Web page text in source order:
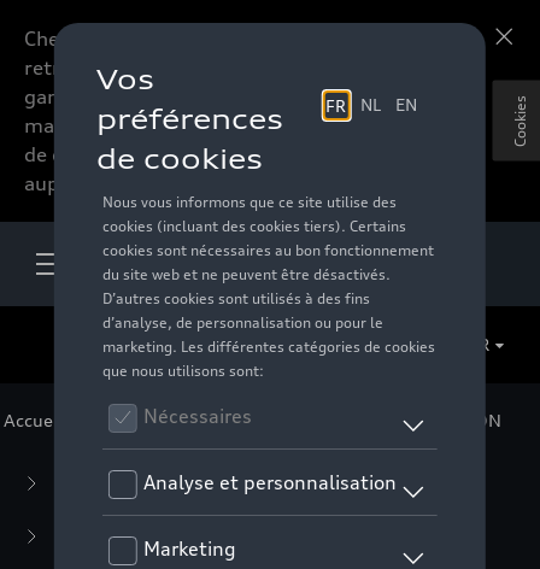
Chers accessoires-lovers,
retrouvez dorénavant toute la
gamme d’accessoires de votre
marque préférée sous forme
de catalogue à commander
auprès de votre distributeur.
FR
Accueil Pour vous >CUPRA Collaboration > WILSON
Business Collection (59)
Casual Collection
Cookies